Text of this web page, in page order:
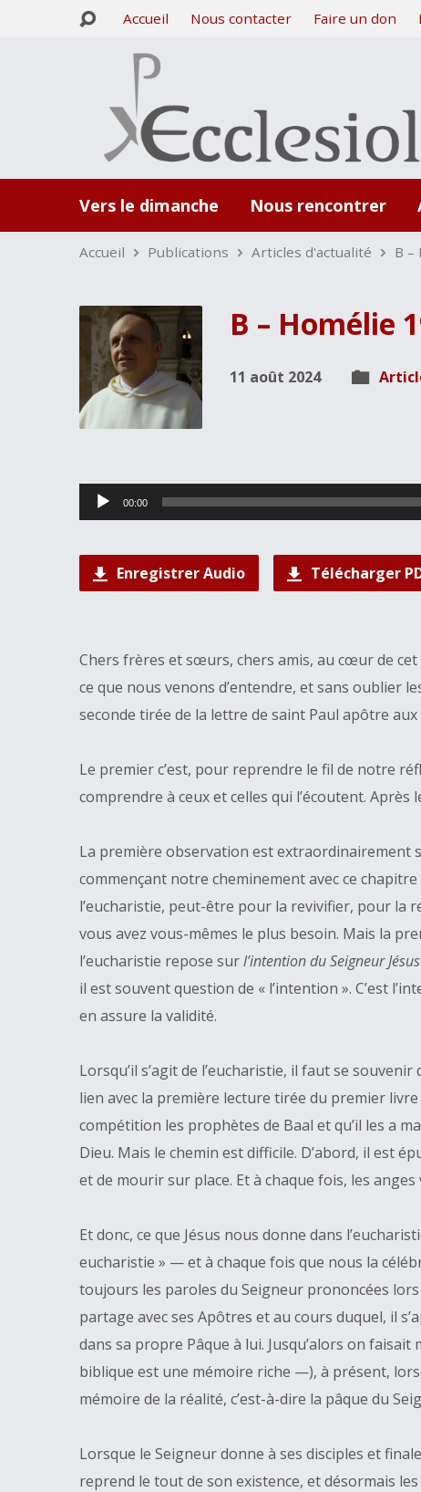
Accueil Nous contacter Faire un don
Vers le dimanche Nous rencontrer
Accueil Publications Articles d'actualité B –
B – Homélie
11 août 2024
Lecteur
audio
00:00
Enregistrer Audio Télécharger
Chers frères et sœurs, chers amis, au cœur de cet
ce que nous venons d’entendre, et sans oublier
seconde tirée de la lettre de saint Paul apôtre
Le premier c’est, pour reprendre le fil de notre
comprendre à ceux et celles qui l’écoutent. Après
La première observation est extraordinairement
commençant notre cheminement avec ce
l’eucharistie, peut-être pour la revivifier, pour la
vous avez vous-mêmes le plus besoin. Mais la
l’eucharistie repose surl’intention du Seigneur Jésus
il est souvent question de « l’intention ». C’est
en assure la validité.
Lorsqu’il s’agit de l’eucharistie, il faut se
lien avec la première lecture tirée du premier
compétition les prophètes de Baal et qu’il les a
Dieu. Mais le chemin est difficile. D’abord, il est
et de mourir sur place. Et à chaque fois, les
Et donc, ce que Jésus nous donne dans
eucharistie » — et à chaque fois que nous la
toujours les paroles du Seigneur prononcées
partage avec ses Apôtres et au cours duquel, il
dans sa propre Pâque à lui. Jusqu’alors on
biblique est une mémoire riche —), à présent,
mémoire de la réalité, c’est-à-dire la pâque du
Lorsque le Seigneur donne à ses disciples et
reprend le tout de son existence, et désormais